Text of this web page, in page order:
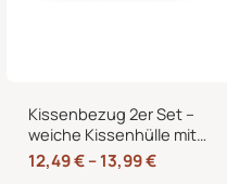
Kissenbezug 2er Set –
weiche Kissenhülle mit
Hotelverschluss,
zweifarbig, ohne Füllung
12,49€–13,99€